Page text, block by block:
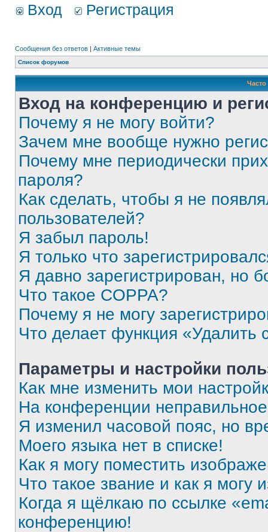
Вход Регистрация
Сообщения без ответов | Активные темы
Список форумов
Вход на конференцию и
Почему я не могу войти?
Зачем мне вообще нужно
Почему мне периодически
пароля?
Как сделать, чтобы я не
пользователей?
Я забыл пароль!
Я только что
Я давно зарегистрирован, но
Что такое COPPA?
Почему я не могу
Что делает функция «Удалить
Параметры и настройки
Как мне изменить мои
На конференции
Я изменил часовой пояс, но
Моего языка нет в списке!
Как я могу поместить
Что такое звание и как я могу
Когда я щёлкаю по ссылке
конференцию!